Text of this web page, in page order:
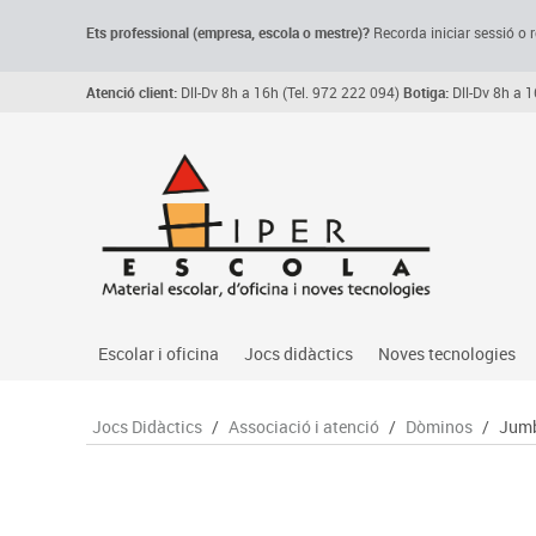
Ets professional (empresa, escolao mestre)? Recorda iniciar sessió o
Atenció client: Dll-Dv 8h a 16h (Tel. 972 222 094)Botiga: Dll-Dv 8h a
Escolar i oficina
Arxiu, carpetes i classificadors
Jocs didàctics
Primeres edats
Noves tecnologies
Audio
Jocs Didàctics / Associació i atenció / Dòminos /